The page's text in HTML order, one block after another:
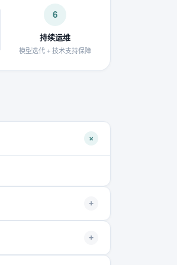
6
持续运维
模型迭代 + 技术支持保障
+
+
+